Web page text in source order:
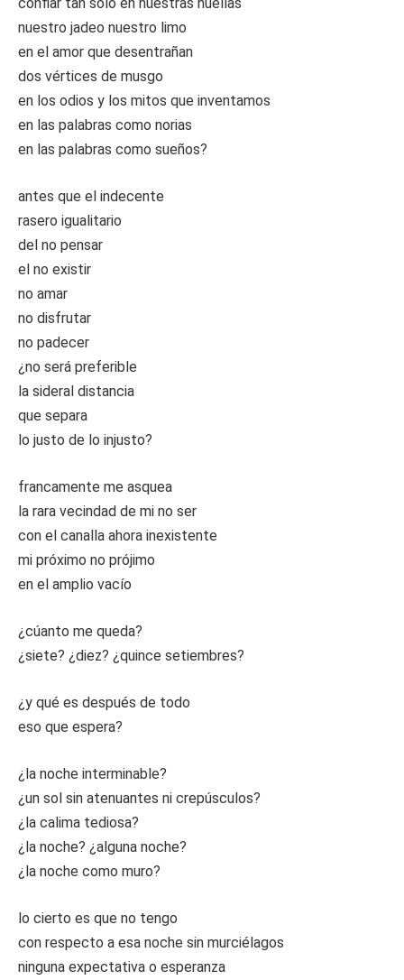
nuestro jadeo nuestro limo
en el amor que desentrañan
dos vértices de musgo
en los odios y los mitos que inventamos
en las palabras como norias
en las palabras como sueños?
antes que el indecente
rasero igualitario
del no pensar
el no existir
no amar
no disfrutar
no padecer
¿no será preferible
la sideral distancia
que separa
lo justo de lo injusto?
francamente me asquea
la rara vecindad de mi no ser
con el canalla ahora inexistente
mi próximo no prójimo
en el amplio vacío
¿cúanto me queda?
¿siete? ¿diez? ¿quince setiembres?
¿y qué es después de todo
eso que espera?
¿la noche interminable?
¿un sol sin atenuantes ni crepúsculos?
¿la calima tediosa?
¿la noche? ¿alguna noche?
¿la noche como muro?
lo cierto es que no tengo
con respecto a esa noche sin murciélagos
ninguna expectativa o esperanza